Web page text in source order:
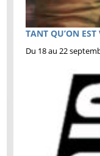
TANT QU’ON
Du 18 au 22